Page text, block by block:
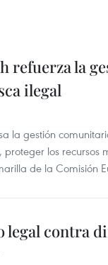
refuerza la
ilegal
la gestión
los recursos
de la Comisión
legal contra